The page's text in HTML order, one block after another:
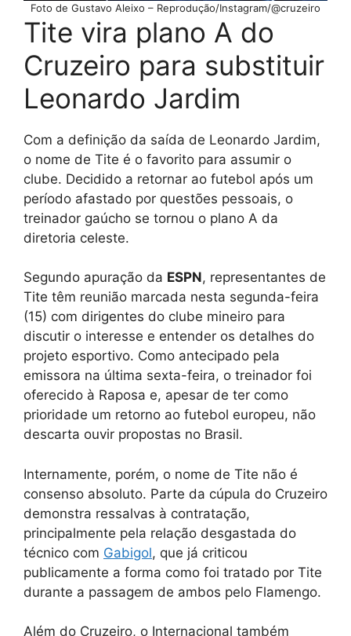
Foto de Gustavo Aleixo – Reprodução/Instagram/@cruzeiro
Tite vira plano A do
Cruzeiro para substituir
Leonardo Jardim
Com a definição da saída de Leonardo Jardim,
o nome de Tite é o favorito para assumir o
clube. Decidido a retornar ao futebol após um
período afastado por questões pessoais, o
treinador gaúcho se tornou o plano A da
diretoria celeste.
Segundo apuração da ESPN, representantes de
Tite têm reunião marcada nesta segunda-feira
(15) com dirigentes do clube mineiro para
discutir o interesse e entender os detalhes do
projeto esportivo. Como antecipado pela
emissora na última sexta-feira, o treinador foi
oferecido à Raposa e, apesar de ter como
prioridade um retorno ao futebol europeu, não
descarta ouvir propostas no Brasil.
Internamente, porém, o nome de Tite não é
consenso absoluto. Parte da cúpula do Cruzeiro
demonstra ressalvas à contratação,
principalmente pela relação desgastada do
técnico com Gabigol, que já criticou
publicamente a forma como foi tratado por Tite
durante a passagem de ambos pelo Flamengo.
Além do Cruzeiro, o Internacional também